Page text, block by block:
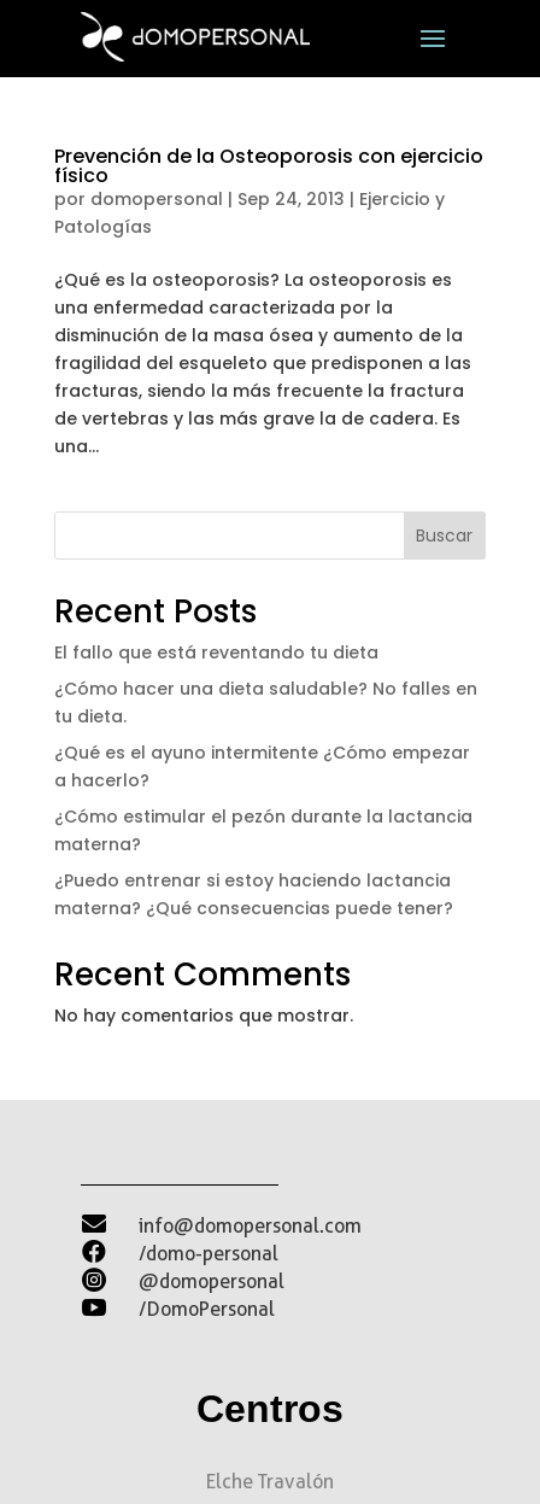
Prevención de la Osteoporosis con ejercicio
físico
por domopersonal | Sep 24, 2013 | Ejercicio y
Patologías
¿Qué es la osteoporosis? La osteoporosis es
una enfermedad caracterizada por la
disminución de la masa ósea y aumento de la
fragilidad del esqueleto que predisponen a las
fracturas, siendo la más frecuente la fractura
de vertebras y las más grave la de cadera. Es
una...
Buscar
Recent Posts
El fallo que está reventando tu dieta
¿Cómo hacer una dieta saludable? No falles en
tu dieta.
¿Qué es el ayuno intermitente ¿Cómo empezar
a hacerlo?
¿Cómo estimular el pezón durante la lactancia
materna?
¿Puedo entrenar si estoy haciendo lactancia
materna? ¿Qué consecuencias puede tener?
Recent Comments
No hay comentarios que mostrar.
 info@domopersonal.com
 /domo-personal
 @domopersonal
 /DomoPersonal
Centros
Elche Travalón